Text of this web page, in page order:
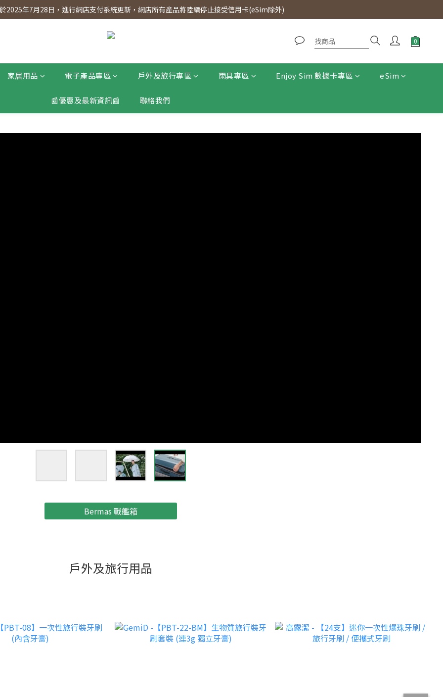
】會員專享 星期三全單95折!!!（優惠期至2026年12月31日）。滿$300即免運費。
2025年7月28日，進行網店支付系統更新，網店所有產品將陸續停止接受信用卡(eSim除外)
家居用品 電子產品專區 戶外及旅行專區 雨具專區 Enjoy Sim 數據卡專區 eSim
📰優惠及最新資訊📰 聯絡我們
Bermas 戰艦箱
戶外及旅行用品